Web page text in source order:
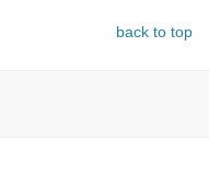
back to top